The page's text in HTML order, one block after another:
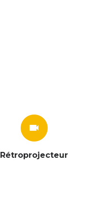
videocam
Rétroprojecteur